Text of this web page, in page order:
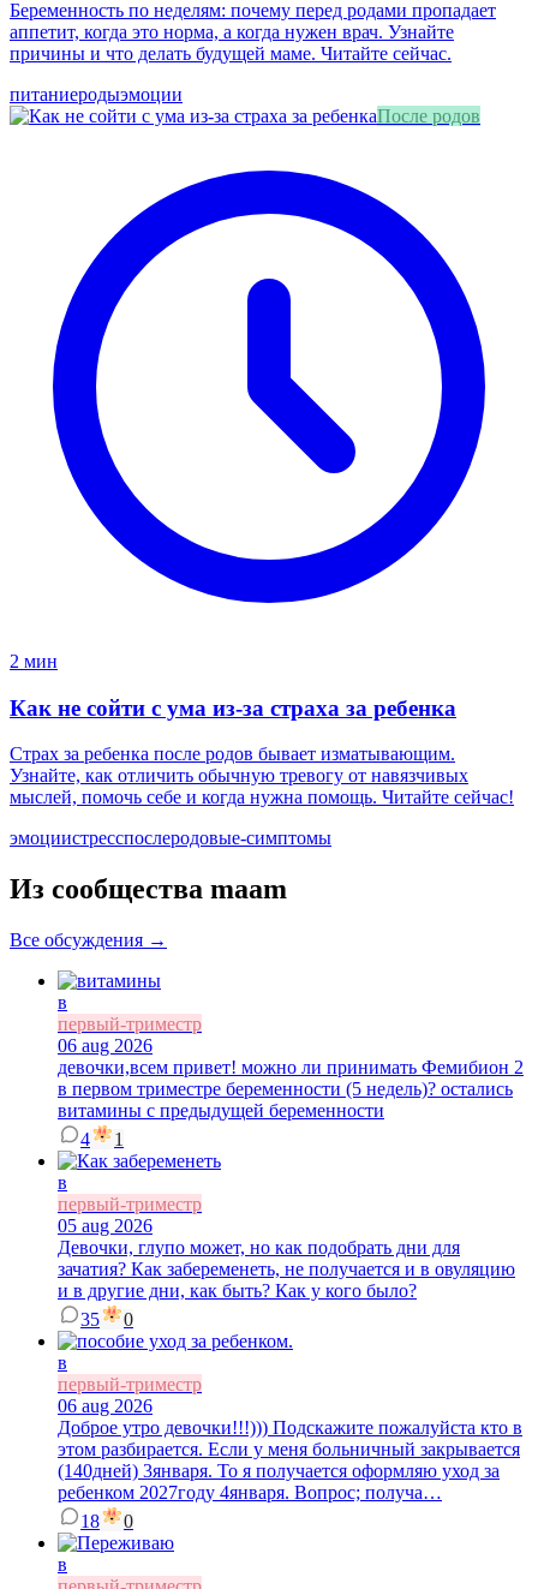
Беременность по неделям: почему перед родами пропадает
аппетит, когда это норма, а когда нужен врач. Узнайте
причины и что делать будущей маме. Читайте сейчас.
питаниеродыэмоции
После родов
2 мин
Как не сойти с ума из-за страха за ребенка
Страх за ребенка после родов бывает изматывающим.
Узнайте, как отличить обычную тревогу от навязчивых
мыслей, помочь себе и когда нужна помощь. Читайте сейчас!
эмоциистресспослеродовые-симптомы
Из сообщества maam
Все обсуждения →
в
первый-триместр
06 aug 2026
девочки,всем привет! можно ли принимать Фемибион 2
в первом триместре беременности (5 недель)? остались
витамины с предыдущей беременности
4
1
в
первый-триместр
05 aug 2026
Девочки, глупо может, но как подобрать дни для
зачатия? Как забеременеть, не получается и в овуляцию
и в другие дни, как быть? Как у кого было?
35
0
в
первый-триместр
06 aug 2026
Доброе утро девочки!!!))) Подскажите пожалуйста кто в
этом разбирается. Если у меня больничный закрывается
(140дней) 3января. То я получается оформляю уход за
ребенком 2027году 4января. Вопрос; получа…
18
0
в